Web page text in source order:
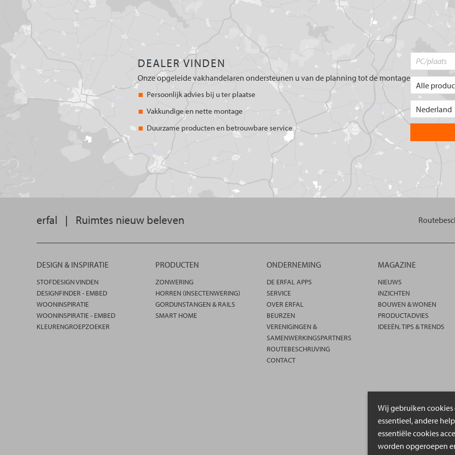
Wij gebruiken
essentieel, andere
essentiële cookies
worden opgeroepen
DEALER VINDEN
Onze opgeleide vakhandelaren ondersteunen u van de planning tot de montage
Persoonlijk advies bij u ter plaatse
Vakkundige en nette montage
Duurzame producten en betrouwbare service
erfal | Ruimtes nieuw beleven
DESIGN & INSPIRATIE
STOFDESIGN VINDEN
DESIGNFINDER - EMBED
WOONINSPIRATIE
WOONINSPIRATIE - EMBED
KLEURENGROEPZOEKER
PRODUCTEN
ZONWERING
HORREN (INSECTENWERING)
GORDIJNSTANGEN & RAILS
SMART HOME
ONDERNEMING
DE ERFAL APPS
SERVICE
OVER ERFAL
BEURZEN
VERENIGINGEN &
SAMENWERKINGSPARTNERS
ROUTEBESCHRIJVING
CONTACT
MAGAZINE
NIEUWS
INZICHTEN
BOUWEN & WONEN
PRODUCTADVIES
IDEEËN, TIPS & TRENDS